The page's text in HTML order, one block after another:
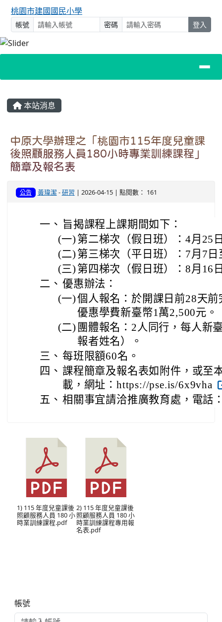
桃園市建國國民小學
帳號 密碼 登入
主內容區域
本站消息
中原大學辦理之「桃園市115年度兒童課
後照顧服務人員180小時專業訓練課程」
簡章及報名表
公告 黃瑋潔 -研習 | 2026-04-15 | 點閱數： 161
一、 旨揭課程上課期間如下：
(一) 第二梯次（假日班）：4月25
(二) 第三梯次（平日班）：7月7日
(三) 第四梯次（假日班）：8月16
二、 優惠辦法：
(一)個人報名：於開課日前28天
優惠學費新臺幣1萬2,500元。
(二) 團體報名：2人同行，每人新
報者姓名）。
三、 每班限額60名。
四、 課程簡章及報名表如附件，或至
載，網址：https://pse.is/6x9vha
五、 相關事宜請洽推廣教育處，電話
1) 115 年度兒童課後
照顧服務人員 180 小
時業訓練課程.pdf
2) 115 年度兒童課後
照顧服務人員 180 小
時業訓練課程專用報
名表.pdf
帳號